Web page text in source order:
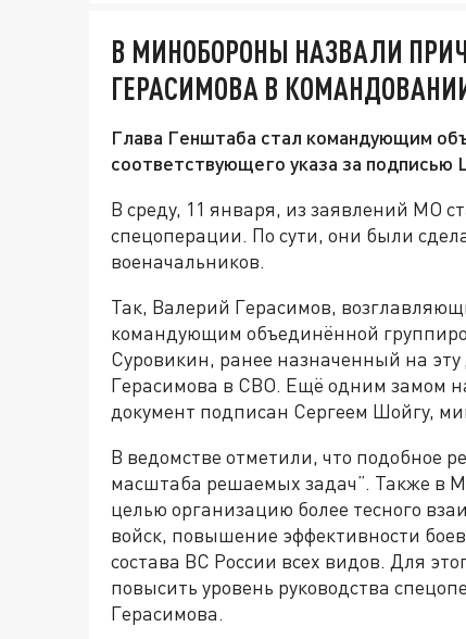
В МИНОБОРОНЫ НАЗВАЛИ
ГЕРАСИМОВА В
Глава Генштаба стал командующим
соответствующего указа за подписью
В среду, 11 января, из заявлений МО
спецоперации. По сути, они были
военачальников.
Так, Валерий Герасимов,
командующим объединённой
Суровикин, ранее назначенный на
Герасимова в СВО. Ещё одним замом
документ подписан Сергеем Шойгу,
В ведомстве отметили, что подобное
масштаба решаемых задач”. Также в
целью организацию более тесного
войск, повышение эффективности
состава ВС России всех видов. Для
повысить уровень руководства
Герасимова.